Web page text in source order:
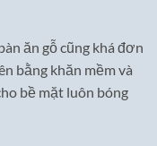
ăn gỗ cũng khá đơn
bằng khăn mềm và
bề mặt luôn bóng